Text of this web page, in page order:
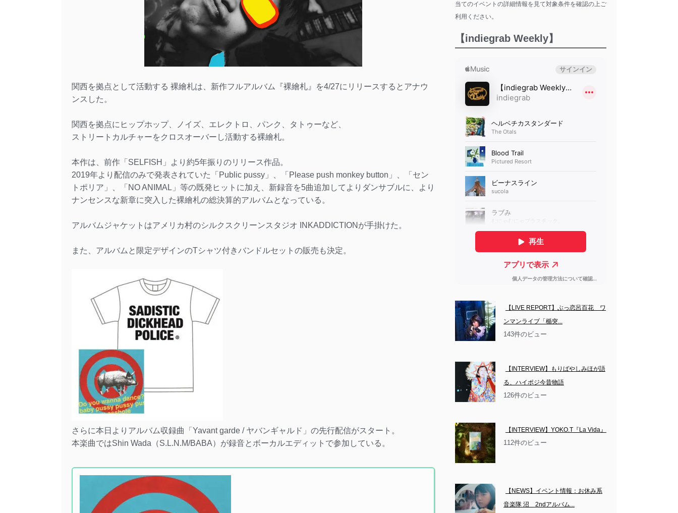
関西を拠点として活動する 裸繪札は、新作フルアルバム『裸繪札』を4/27にリリースするとアナウ
ンスした。
関西を拠点にヒップホップ、ノイズ、エレクトロ、パンク、タトゥーなど、
ストリートカルチャーをクロスオーバーし活動する裸繪札。
本作は、前作「SELFISH」より約5年振りのリリース作品。
2019年より配信のみで発表されていた「Public pussy」、「Please push monkey button」、「セン
トポリア」、「NO ANIMAL」等の既発ヒットに加え、新録音を5曲追加してよりダンサブルに、より
ナンセンスな新章に突入した裸繪札の総決算的アルバムとなっている。
アルバムジャケットはアメリカ村のシルクスクリーンスタジオ INKADDICTIONが手掛けた。
また、アルバムと限定デザインのTシャツ付きバンドルセットの販売も決定。
さらに本日よりアルバム収録曲「Yavant garde / ヤバンギャルド」の先行配信がスタート。
本楽曲ではShin Wada（S.L.N.M/BABA）が録音とボーカルエディットで参加している。
当てのイベントの詳細情報を見て対象条件を確認の上ご
利用ください。
【indiegrab Weekly】
【LIVE REPORT】ぶっ恋呂百花　ワ
ンマンライブ「楯突...
143件のビュー
【INTERVIEW】もりばやしみほが語
る、ハイポジ今昔物語
126件のビュー
【INTERVIEW】YOKO.T『La Vida』
112件のビュー
【NEWS】イベント情報：お休み系
音楽隊 沼　2ndアルバム...